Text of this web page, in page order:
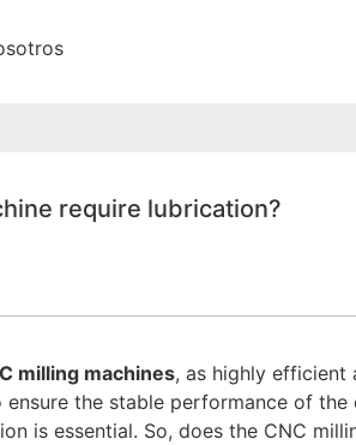
require lubrication?
milling machines, as highly efficient
the stable performance of
is essential. So, does the CNC